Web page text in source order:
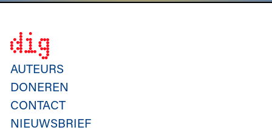
AUTEURS
DONEREN
CONTACT
NIEUWSBRIEF